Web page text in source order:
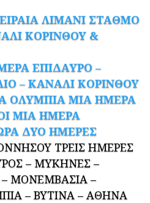
ΛΙΜΑΝΙ ΣΤΑΘΜΟ
ΚΟΡΙΝΘΟΥ &
ΕΠΙΔΑΥΡΟ –
– ΚΑΝΑΛΙ ΚΟΡΙΝΘΟΥ
ΟΛΥΜΠΙΑ ΜΙΑ ΗΜΕΡΑ
ΜΙΑ ΗΜΕΡΑ
ΔΥΟ ΗΜΕΡΕΣ
ΤΡΕΙΣ ΗΜΕΡΕΣ
– ΜΥΚΗΝΕΣ –
ΜΟΝΕΜΒΑΣΙΑ –
– ΒΥΤΙΝΑ – ΑΘΗΝΑ